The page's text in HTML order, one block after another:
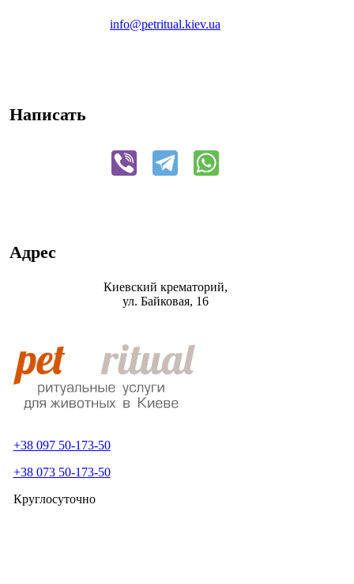
info@petritual.kiev.ua
Написать
Адрес
Киевский крематорий,
ул. Байковая, 16
+38 097 50-173-50
+38 073 50-173-50
Круглосуточно